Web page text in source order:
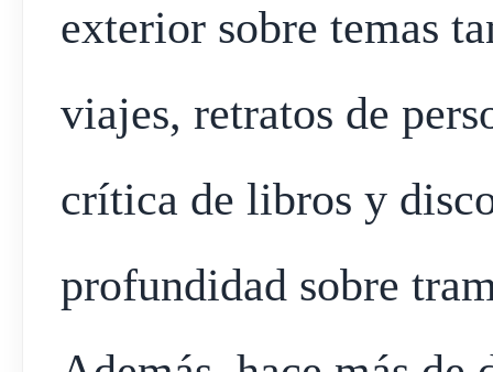
exterior sobre temas
viajes, retratos de
crítica de libros y
profundidad sobre